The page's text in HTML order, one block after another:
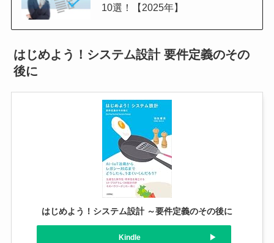
10選！【2025年】
はじめよう！システム設計 要件定義のその
後に
はじめよう！システム設計 ～要件定義のその後に
Kindle